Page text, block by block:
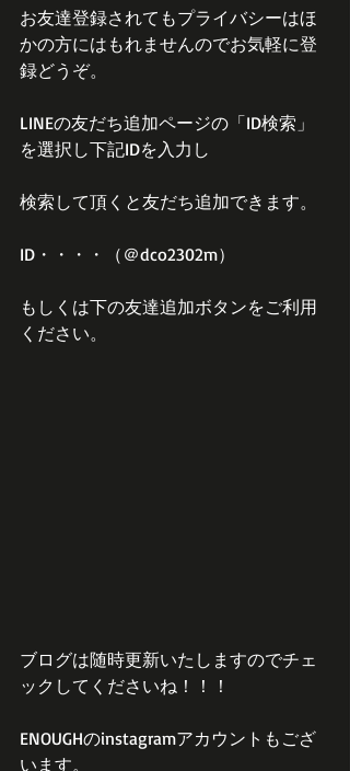
お友達登録されてもプライバシーはほ
かの方にはもれませんのでお気軽に登
録どうぞ。
LINEの友だち追加ページの「ID検索」
を選択し下記IDを入力し
検索して頂くと友だち追加できます。
ID・・・・（＠dco2302m）
もしくは下の友達追加ボタンをご利用
ください。
ブログは随時更新いたしますのでチェ
ックしてくださいね！！！
ENOUGHのinstagramアカウントもござ
います。